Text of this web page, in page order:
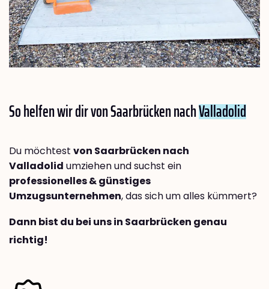
So helfen wir dir von Saarbrücken nachValladolid
Du möchtest von Saarbrücken nach
Valladolid umziehen und suchst ein
professionelles & günstiges
Umzugsunternehmen, das sich um alles kümmert?
Dann bist du bei uns in Saarbrücken genau
richtig!